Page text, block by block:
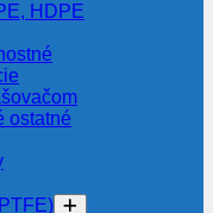
HDPE
ostatné